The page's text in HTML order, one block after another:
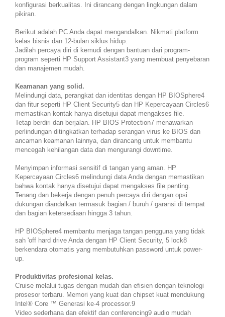
konfigurasi berkualitas. Ini dirancang dengan lingkungan dalam
pikiran.
Berikut adalah PC Anda dapat mengandalkan. Nikmati platform
kelas bisnis dan 12-bulan siklus hidup.
Jadilah percaya diri di kemudi dengan bantuan dari program-
program seperti HP Support Assistant3 yang membuat penyebaran
dan manajemen mudah.
Keamanan yang solid.
Melindungi data, perangkat dan identitas dengan HP BIOSphere4
dan fitur seperti HP Client Security5 dan HP Kepercayaan Circles6
memastikan kontak hanya disetujui dapat mengakses file.
Tetap berdiri dan berjalan. HP BIOS Protection7 menawarkan
perlindungan ditingkatkan terhadap serangan virus ke BIOS dan
ancaman keamanan lainnya, dan dirancang untuk membantu
mencegah kehilangan data dan mengurangi downtime.
Menyimpan informasi sensitif di tangan yang aman. HP
Kepercayaan Circles6 melindungi data Anda dengan memastikan
bahwa kontak hanya disetujui dapat mengakses file penting.
Tenang dan bekerja dengan penuh percaya diri dengan opsi
dukungan diandalkan termasuk bagian / buruh / garansi di tempat
dan bagian ketersediaan hingga 3 tahun.
HP BIOSphere4 membantu menjaga tangan pengguna yang tidak
sah 'off hard drive Anda dengan HP Client Security, 5 lock8
berkendara otomatis yang membutuhkan password untuk power-
up.
Produktivitas profesional kelas.
Cruise melalui tugas dengan mudah dan efisien dengan teknologi
prosesor terbaru. Memori yang kuat dan chipset kuat mendukung
Intel® Core ™ Generasi ke-4 processor.9
Video sederhana dan efektif dan conferencing9 audio mudah